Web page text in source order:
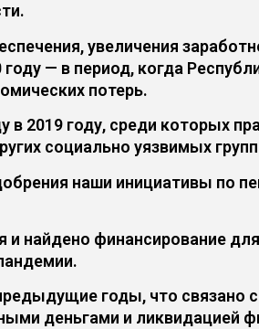
увеличения
— в период, когда
потерь.
2019 году, среди которых
социально уязвимых
наши инициативы по
найдено финансирование
годы, что связано
деньгами и ликвидацией